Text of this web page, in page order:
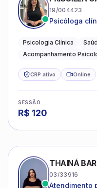
19/004423
Psicóloga
Psicologia Clínica
Acompanhamento
CRP ativo Online
SESSÃO
R$ 120
THAINÁ
03/33916
Atendimento